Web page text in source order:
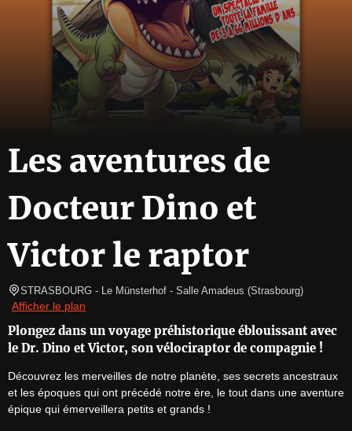
Les aventures de
Docteur Dino et
Victor le raptor
STRASBOURG - Le Münsterhof - Salle Amadeus (Strasbourg)
Afficher le plan
Plongez dans un voyage préhistorique éblouissant avec
le Dr. Dino et Victor, son vélociraptor de compagnie !
Découvrez les merveilles de notre planète, ses secrets ancestraux
et les époques qui ont précédé notre ère, le tout dans une aventure
épique qui émerveillera petits et grands !